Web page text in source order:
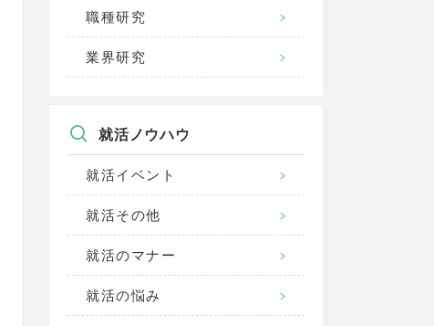
職種研究
業界研究
就活ノウハウ
就活イベント
就活その他
就活のマナー
就活の悩み